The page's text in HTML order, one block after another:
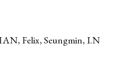
Felix, Seungmin, I.N